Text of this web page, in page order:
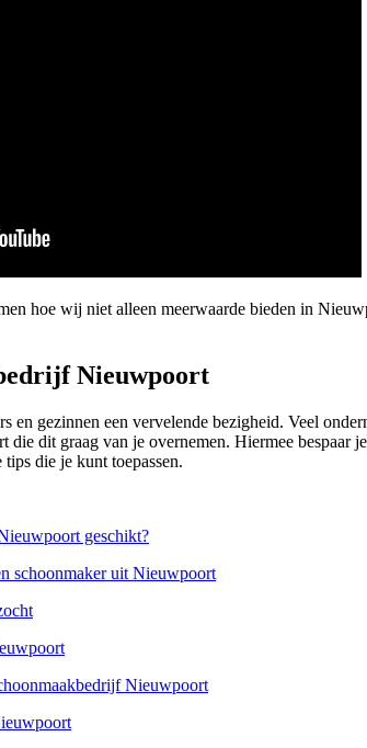
hoe wij niet alleen meerwaarde bieden in
Nieuwpoort
en gezinnen een vervelende bezigheid. Veel
dit graag van je overnemen. Hiermee
die je kunt toepassen.
geschikt?
schoonmaker uit Nieuwpoort
Nieuwpoort